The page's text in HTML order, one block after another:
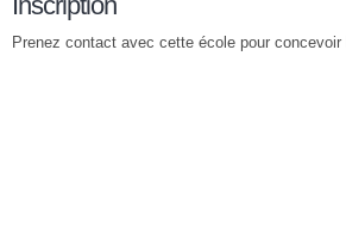
Prenez contact avec cette école pour concevoir